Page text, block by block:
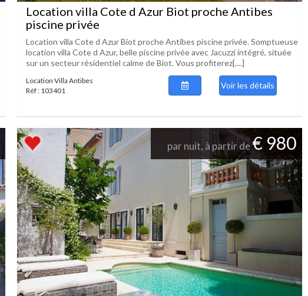
Location villa Cote d Azur Biot proche Antibes
piscine privée
Location villa Cote d Azur Biot proche Antibes piscine privée. Somptueuse
location villa Cote d Azur, belle piscine privée avec Jacuzzi intégré, située
sur un secteur résidentiel calme de Biot. Vous profiterez[....]
Location Villa Antibes
Réf : 103401
Voir les détails
par nuit, à partir de€ 980